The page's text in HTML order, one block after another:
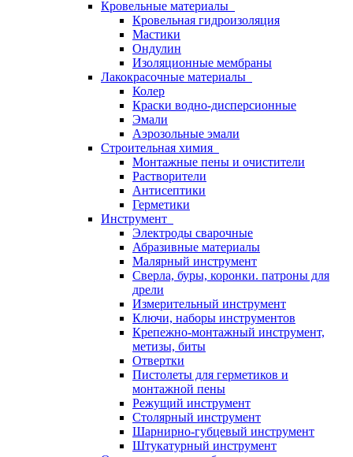
Кровельные материалы
Кровельная гидроизоляция
Мастики
Ондулин
Изоляционные мембраны
Лакокрасочные материалы
Колер
Краски водно-дисперсионные
Эмали
Аэрозольные эмали
Строительная химия
Монтажные пены и очистители
Растворители
Антисептики
Герметики
Инструмент
Электроды сварочные
Абразивные материалы
Малярный инструмент
Сверла, буры, коронки. патроны для
дрели
Измерительный инструмент
Ключи, наборы инструментов
Крепежно-монтажный инструмент,
метизы, биты
Отвертки
Пистолеты для герметиков и
монтажной пены
Режущий инструмент
Столярный инструмент
Шарнирно-губцевый инструмент
Штукатурный инструмент